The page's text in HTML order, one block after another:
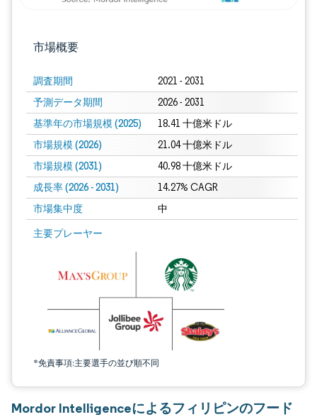
市場概要
調査期間 2021 - 2031
予測データ期間 2026 - 2031
基準年の市場規模 (2025) 18.41 十億米ドル
市場規模 (2026) 21.04 十億米ドル
市場規模 (2031) 40.98 十億米ドル
成長率 (2026 - 2031) 14.27% CAGR
市場集中度 中
主要プレーヤー
*免責事項:主要選手の並び順不同
画像 © Mordor Intelligence。再利用にはCC BY 4.0の表示が必要です。
Mordor Intelligenceによるフィリピンのフード